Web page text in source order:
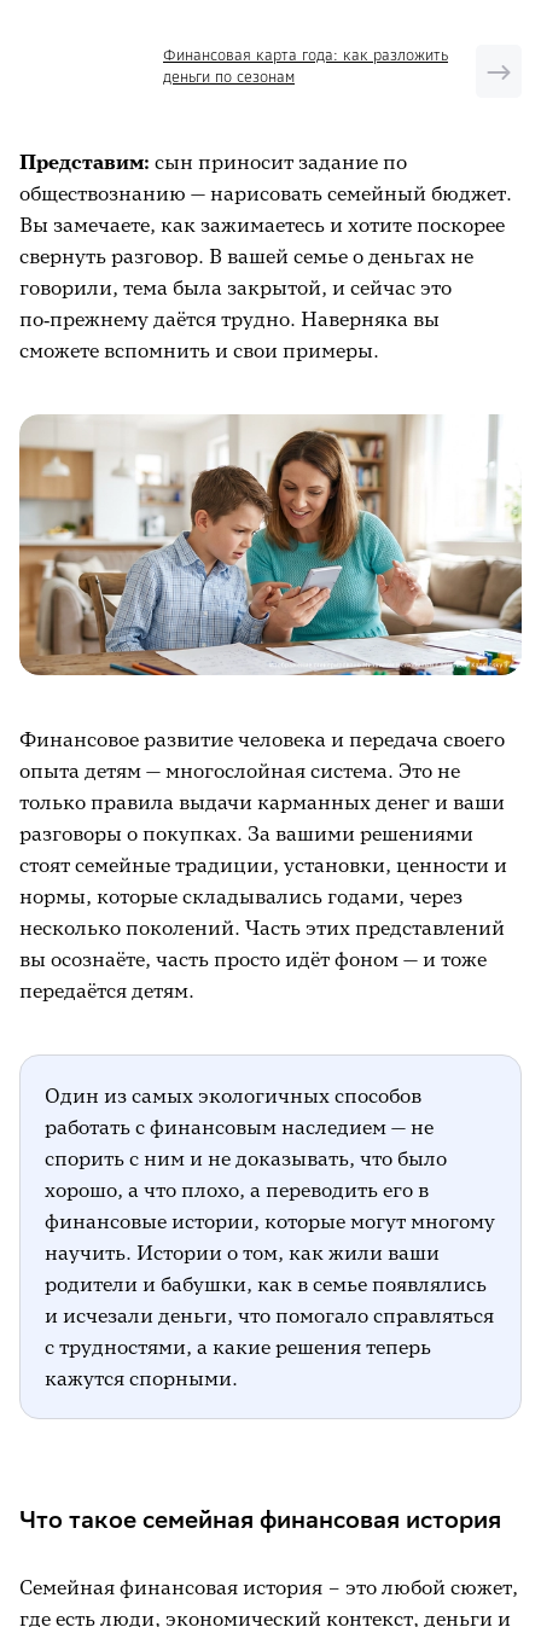
Как создать архив семейных финансовых
С чего начать
Вместо вывода
Что ещё почитать на тему
Финансовая карта года: как разложить
деньги по сезонам
Представим: сын приносит задание по
обществознанию — нарисовать семейный бюджет.
Вы замечаете, как зажимаетесь и хотите поскорее
свернуть разговор. В вашей семье о деньгах не
говорили, тема была закрытой, и сейчас это
по‑прежнему даётся трудно. Наверняка вы
сможете вспомнить и свои примеры.
Финансовое развитие человека и передача своего
опыта детям — многослойная система. Это не
только правила выдачи карманных денег и ваши
разговоры о покупках. За вашими решениями
стоят семейные традиции, установки, ценности и
нормы, которые складывались годами, через
несколько поколений. Часть этих представлений
вы осознаёте, часть просто идёт фоном — и тоже
передаётся детям.
Один из самых экологичных способов
работать с финансовым наследием — не
спорить с ним и не доказывать, что было
хорошо, а что плохо, а переводить его в
финансовые истории, которые могут многому
научить. Истории о том, как жили ваши
родители и бабушки, как в семье появлялись
и исчезали деньги, что помогало справляться
с трудностями, а какие решения теперь
кажутся спорными.
Что такое семейная финансовая история
Семейная финансовая история – это любой сюжет,
где есть люди, экономический контекст, деньги и